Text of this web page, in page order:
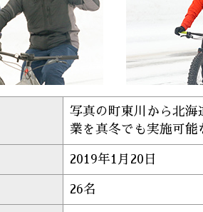
写真の町東川から北
業を真冬でも実施可
2019年1月20日
26名